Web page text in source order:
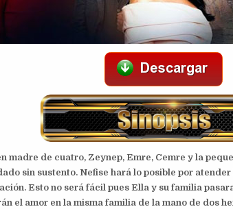
madre de cuatro, Zeynep, Emre, Cemre y la
sin sustento. Nefise hará lo posible por
Esto no será fácil pues Ella y su familia
el amor en la misma familia de la mano de dos